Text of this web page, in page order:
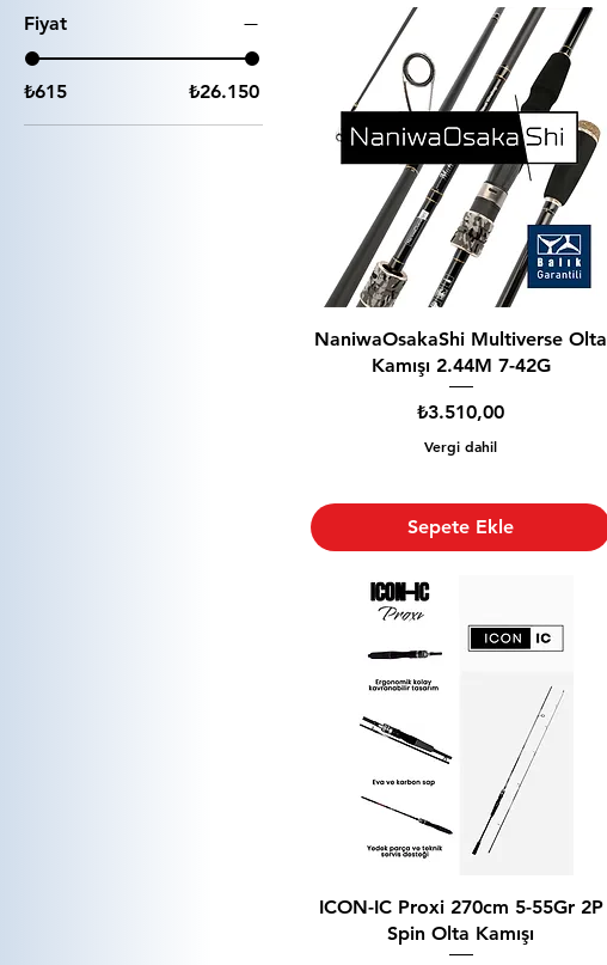
Fiyat
₺615 ₺26.150
NaniwaOsakaShi Multiverse Olta
Kamışı 2.44M 7-42G
Fiyat
₺3.510,00
Vergi dahil
Sepete Ekle
ICON-IC Proxi 270cm 5-55Gr 2P
Spin Olta Kamışı